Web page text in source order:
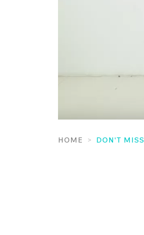
HOME DON'T MISS